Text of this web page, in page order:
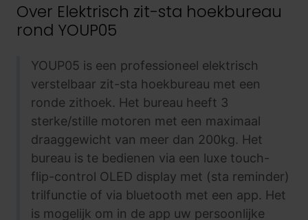
Over Elektrisch zit-sta hoekbureau
rond YOUP05
YOUP05 is een professioneel elektrisch
verstelbaar zit-sta hoekbureau met een
ronde zithoek. Het bureau heeft 3
sterke/stille motoren met een maximaal
draaggewicht van meer dan 200kg. Het
bureau is te bedienen via een luxe touch-
flip-control OLED display met (sta reminder)
trilfunctie of via bluetooth met een app. Het
is mogelijk om in de app uw persoonlijke